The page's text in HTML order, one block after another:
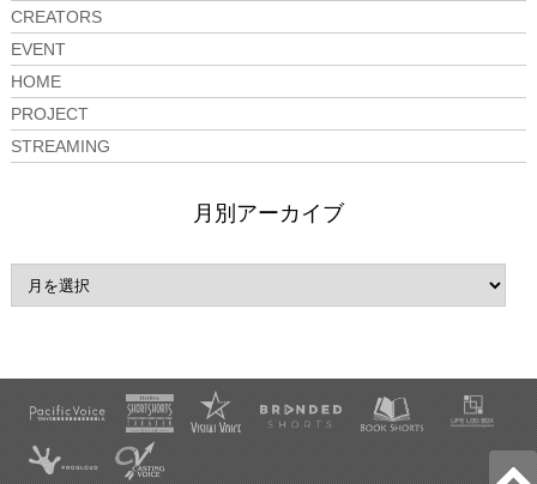
CREATORS
EVENT
HOME
PROJECT
STREAMING
月別アーカイブ